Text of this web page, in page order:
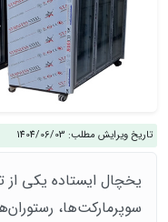
تاریخ ویرایش مطلب: 1404/06/03
یخچال ایستاده یکی از
سوپرمارکت‌ها،